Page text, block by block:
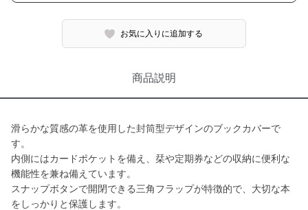
お気に入りに追加する
商品説明
滑らかな質感の革を使用した封筒型デザインのブックカバーで
す。
内側にはカードポケットを備え、栞や定期券などの収納に便利な
機能性を兼ね備えています。
スナップボタンで開閉できる三角フラップが特徴的で、大切な本
をしっかりと保護します。